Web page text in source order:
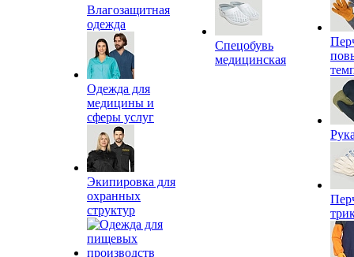
Влагозащитная
одежда
Одежда для
медицины и
сферы услуг
Экипировка для
охранных
структур
Спецобувь
медицинская